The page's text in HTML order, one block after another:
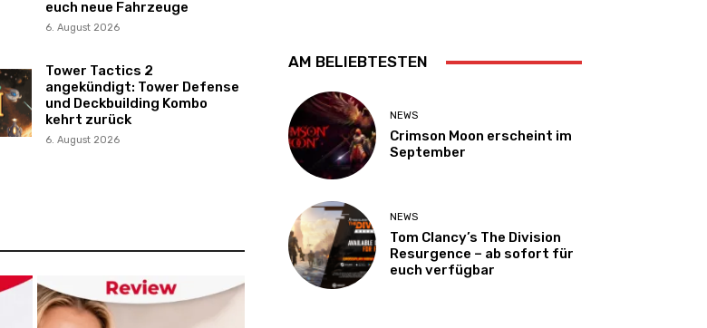
euch neue Fahrzeuge
6. August 2026
Tower Tactics 2
angekündigt: Tower Defense
und Deckbuilding Kombo
kehrt zurück
6. August 2026
AM BELIEBTESTEN
NEWS
Crimson Moon erscheint im
September
NEWS
Tom Clancy’s The Division
Resurgence – ab sofort für
euch verfügbar